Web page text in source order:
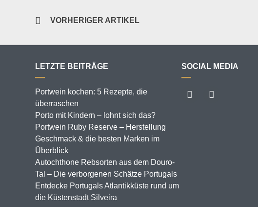
VORHERIGER ARTIKEL
LETZTE BEITRÄGE
Portwein kochen: 5 Rezepte, die
überraschen
Porto mit Kindern – lohnt sich das?
Portwein Ruby Reserve – Herstellung
Geschmack & die besten Marken im
Überblick
Autochthone Rebsorten aus dem Douro-
Tal – Die verborgenen Schätze Portugals
Entdecke Portugals Atlantikküste rund um
die Küstenstadt Silveira
SOCIAL MEDIA